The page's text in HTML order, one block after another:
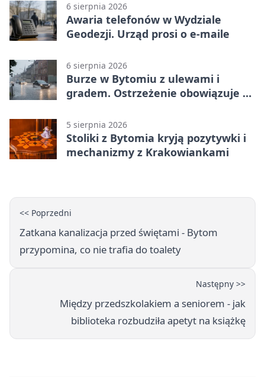
6 sierpnia 2026
Awaria telefonów w Wydziale
Geodezji. Urząd prosi o e-maile
6 sierpnia 2026
Burze w Bytomiu z ulewami i
gradem. Ostrzeżenie obowiązuje do
5 sierpnia 2026
Stoliki z Bytomia kryją pozytywki i
mechanizmy z Krakowiankami
<< Poprzedni
Zatkana kanalizacja przed świętami - Bytom
przypomina, co nie trafia do toalety
Następny >>
Między przedszkolakiem a seniorem - jak
biblioteka rozbudziła apetyt na książkę